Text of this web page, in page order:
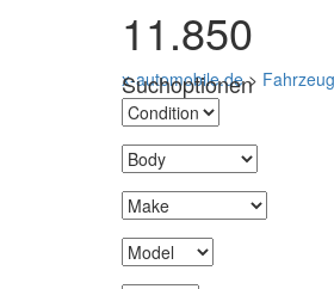
11.850
x-automobile.de>
Suchoptionen